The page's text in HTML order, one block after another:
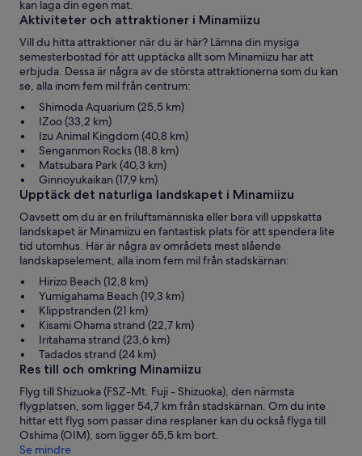
kan laga din egen mat.
Aktiviteter och attraktioner i Minamiizu
Vill du hitta attraktioner när du är här? Lämna din mysiga
semesterbostad för att upptäcka allt som Minamiizu har att
erbjuda. Dessa är några av de största attraktionerna som du kan
se, alla inom fem mil från centrum:
Shimoda Aquarium (25,5 km)
IZoo (33,2 km)
Izu Animal Kingdom (40,8 km)
Senganmon Rocks (18,8 km)
Matsubara Park (40,3 km)
Ginnoyukaikan (17,9 km)
Upptäck det naturliga landskapet i Minamiizu
Oavsett om du är en friluftsmänniska eller bara vill uppskatta
landskapet är Minamiizu en fantastisk plats för att spendera lite
tid utomhus. Här är några av områdets mest slående
landskapselement, alla inom fem mil från stadskärnan:
Hirizo Beach (12,8 km)
Yumigahama Beach (19,3 km)
Klippstranden (21 km)
Kisami Ohama strand (22,7 km)
Iritahama strand (23,6 km)
Tadados strand (24 km)
Res till och omkring Minamiizu
Flyg till Shizuoka (FSZ-Mt. Fuji - Shizuoka), den närmsta
flygplatsen, som ligger 54,7 km från stadskärnan. Om du inte
hittar ett flyg som passar dina resplaner kan du också flyga till
Oshima (OIM), som ligger 65,5 km bort.
Se mindre